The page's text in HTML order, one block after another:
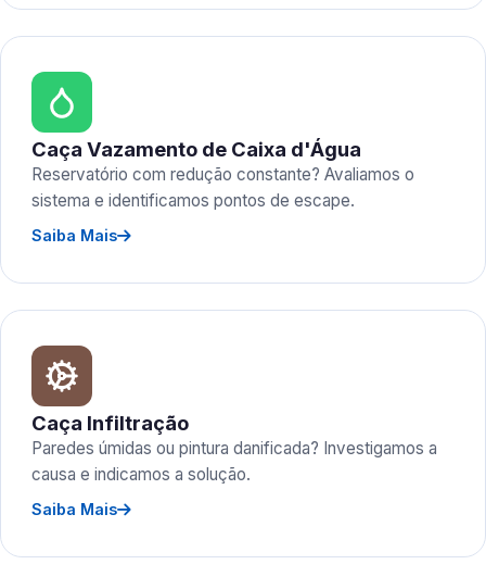
Caça Vazamento de Caixa d'Água
Reservatório com redução constante? Avaliamos o
sistema e identificamos pontos de escape.
Saiba Mais
Caça Infiltração
Paredes úmidas ou pintura danificada? Investigamos a
causa e indicamos a solução.
Saiba Mais